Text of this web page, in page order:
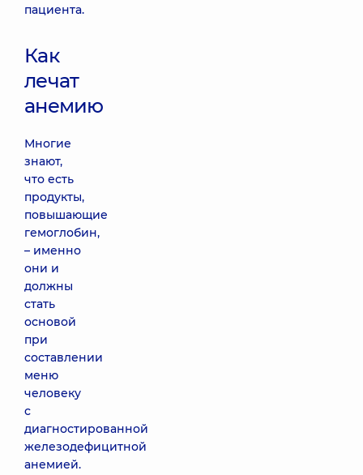
пациента.
Как
лечат
анемию
Многие
знают,
что есть
продукты,
повышающие
гемоглобин,
– именно
они и
должны
стать
основой
при
составлении
меню
человеку
с
диагностированной
железодефицитной
анемией.